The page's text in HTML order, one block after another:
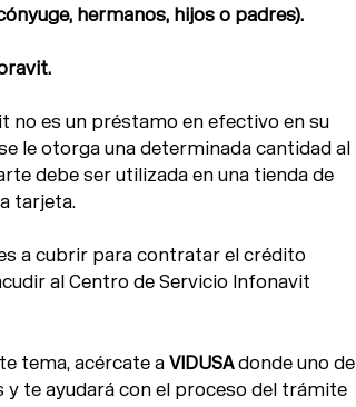
hermanos, hijos o padres).
no es un préstamo en efectivo en su
le otorga una determinada cantidad al
debe ser utilizada en una tienda de
tarjeta.
a cubrir para contratar el crédito
al Centro de Servicio Infonavit
tema, acércate a VIDUSAdonde uno de
te ayudará con el proceso del trámite